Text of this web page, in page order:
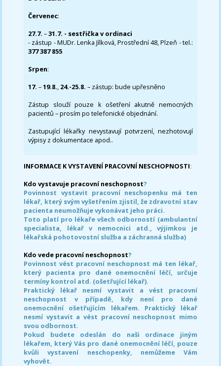
Červenec:
27.7.–31.7. - sestřička v ordinaci
- zástup - MUDr. Lenka Jílková, Prostřední 48, Plzeň - tel.:
377 387 855
Srpen:
17. –19.8., 24.-25.8. – zástup: bude upřesněno
Zástup slouží pouze k ošetření akutně nemocných
pacientů – prosím po telefonické objednání.
Zastupující lékařky nevystavují potvrzení, nezhotovují
výpisy z dokumentace apod..
INFORMACE K VYSTAVENÍ PRACOVNÍ NESCHOPNOSTI:
Kdo vystavuje pracovní neschopnost?
Povinnost vystavit pracovní neschopenku má ten
lékař, který svým vyšetřením zjistil, že zdravotní stav
pacienta neumožňuje vykonávat jeho práci.
Toto platí pro lékaře všech odborností (ambulantní
specialista, lékař v nemocnici atd., výjimkou je
lékařská pohotovostní služba a záchranná služba)
Kdo vede pracovní neschopnost?
Povinnost vést pracovní neschopnost má ten lékař,
který pacienta pro dané onemocnění léčí, určuje
termíny kontrol atd. (ošetřující lékař).
Praktický lékař nesmí vystavit a vést pracovní
neschopnost v případě, kdy není pro dané
onemocnění ošetřujícím lékařem. Praktický lékař
nesmí vystavit a vést pracovní neschopnost mimo
svou odbornost.
Pokud budete odeslán do naši ordinace jiným
lékařem, který Vás pro dané onemocnění léčí, pouze
kvůli vystavení neschopenky, nemůžeme Vám
vyhovět.